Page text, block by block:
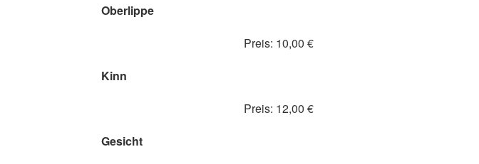
Oberlippe
Preis: 10,00 €
Kinn
Preis: 12,00 €
Gesicht